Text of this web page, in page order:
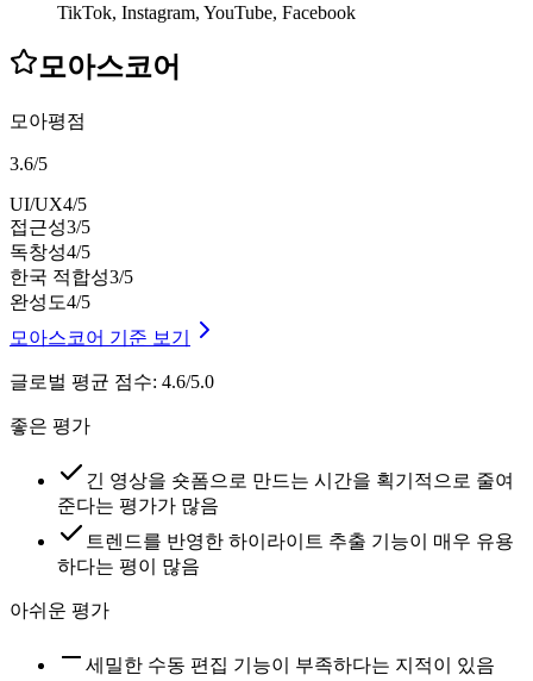
TikTok, Instagram, YouTube, Facebook
모아스코어
모아평점
3.6/5
UI/UX4/5
접근성3/5
독창성4/5
한국 적합성3/5
완성도4/5
모아스코어 기준 보기
글로벌 평균 점수: 4.6/5.0
좋은 평가
긴 영상을 숏폼으로 만드는 시간을 획기적으로 줄여
준다는 평가가 많음
트렌드를 반영한 하이라이트 추출 기능이 매우 유용
하다는 평이 많음
아쉬운 평가
세밀한 수동 편집 기능이 부족하다는 지적이 있음